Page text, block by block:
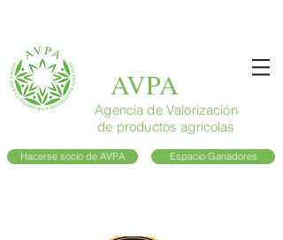
AVPA
Agencia de Valorización
de productos agrícolas
Hacerse socio de AVPA Espacio Ganadores